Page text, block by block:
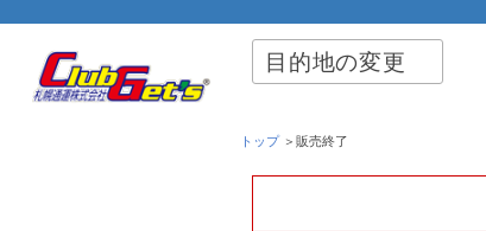
目的地の変更
トップ＞販売終了